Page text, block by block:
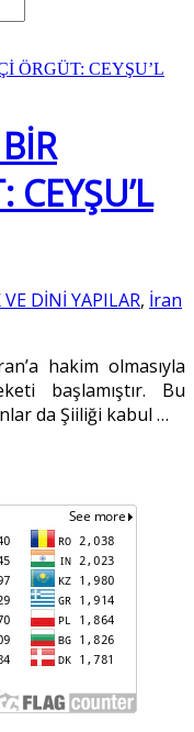
DİNİ YAPILAR, İran
hakim olmasıyla
başlamıştır. Bu
da Şiiliği kabul …